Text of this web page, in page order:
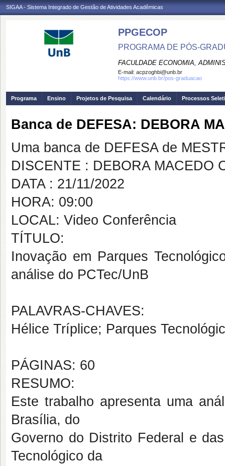
SIGAA - Sistema Integrado de Gestão de Atividades Acadêmicas
PPGECOP
PROGRAMA DE PÓS-
FACULDADE ECONOMIA,
E-mail: acpzoghbi@unb.br
https://www.unb.br/pos-graduacao
Programa Ensino Projetos de Pesquisa Calendário Processos
Banca de DEFESA: DEBORA
Uma banca de DEFESA de
DISCENTE : DEBORA MACEDO
DATA : 21/11/2022
HORA: 09:00
LOCAL: Video Conferência
TÍTULO:
Inovação em Parques
análise do PCTec/UnB
PALAVRAS-CHAVES:
Hélice Tríplice; Parques
PÁGINAS: 60
RESUMO:
Este trabalho apresenta uma
Brasília, do
Governo do Distrito Federal e
Tecnológico da